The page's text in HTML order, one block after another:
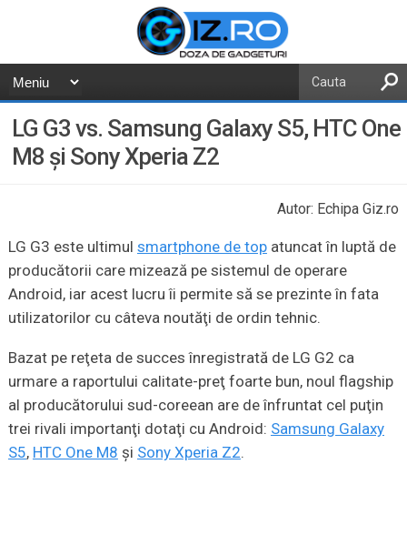
LG G3 vs. Samsung Galaxy S5, HTC One
M8 şi Sony Xperia Z2
Autor: Echipa Giz.ro
LG G3 este ultimul smartphone de topatuncat în luptă de
producătorii care mizează pe sistemul de operare
Android, iar acest lucru îi permite să se prezinte în fata
utilizatorilor cu câteva noutăţi de ordin tehnic.
Bazat pe reţeta de succes înregistrată de LG G2 ca
urmare a raportului calitate-preţ foarte bun, noul flagship
al producătorului sud-coreean are de înfruntat cel puţin
trei rivali importanţi dotaţi cu Android: Samsung Galaxy
S5, HTC One M8 şi Sony Xperia Z2.